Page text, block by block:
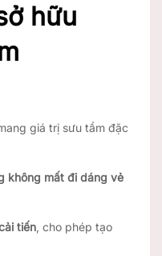
hữu
giá trị sưu tầm đặc
không mất đi dáng vẻ
tiến, cho phép tạo